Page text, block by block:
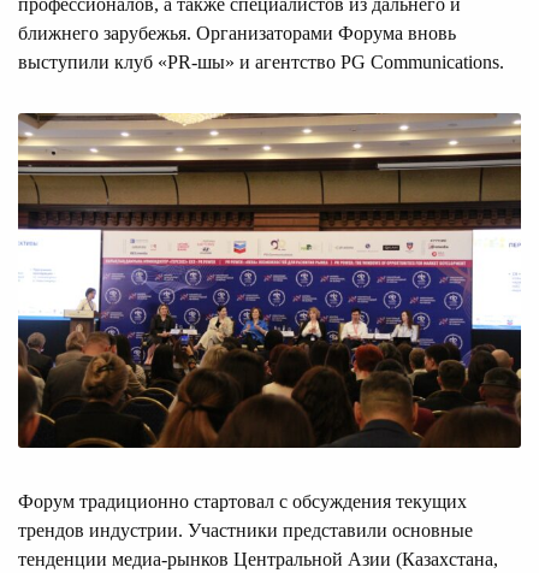
ближнего зарубежья. Организаторами Форума вновь
выступили клуб «PR-шы» и агентство PG Communications.
Форум традиционно стартовал с обсуждения текущих
трендов индустрии. Участники представили основные
тенденции медиа-рынков Центральной Азии (Казахстана,